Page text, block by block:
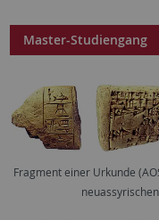
Master-Studiengang
Fragment einer Urkunde